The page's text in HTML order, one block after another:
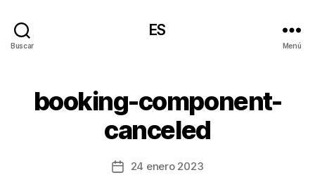
Buscar
ES
Menú
booking-component-
canceled
Fecha24 enero 2023